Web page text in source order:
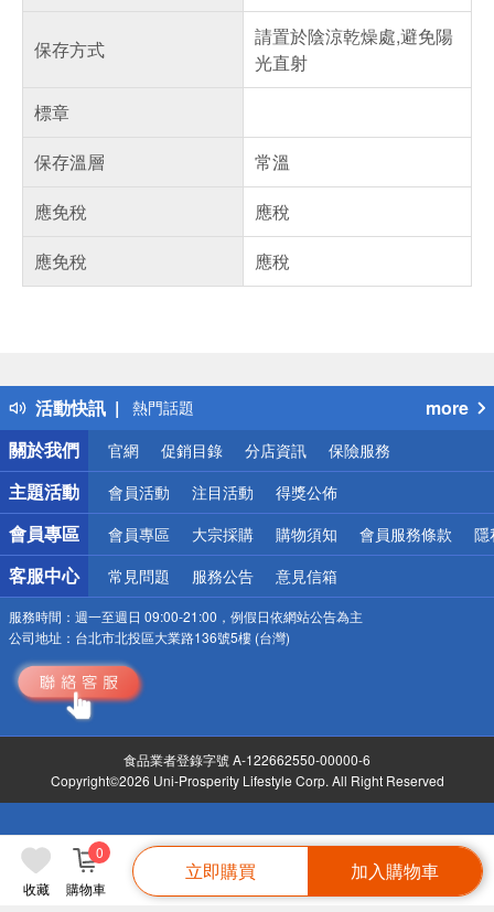
收藏 購物車
0
立即購買 加入購物車
保存方式
請置於陰涼乾燥處,避免陽
光直射
標章
保存溫層
常溫
應免稅
應稅
應免稅
應稅
活動快訊
得獎公告
熱門話題
銀行優惠
偏遠地區配送
詐騙網頁！請小心！
more
關於我們
官網 促銷目錄 分店資訊 保險服務
主題活動 會員活動 注目活動 得獎公佈
會員專區 會員專區 大宗採購 購物須知 會員服務條款 隱
客服中心 常見問題 服務公告 意見信箱
服務時間： 週一至週日 09:00-21:00，例假日依網站公告為主
公司地址： 台北市北投區大業路136號5樓 (台灣)
食品業者登錄字號 A-122662550-00000-6
Copyright©2026 Uni-Prosperity Lifestyle Corp. All Right Reserved